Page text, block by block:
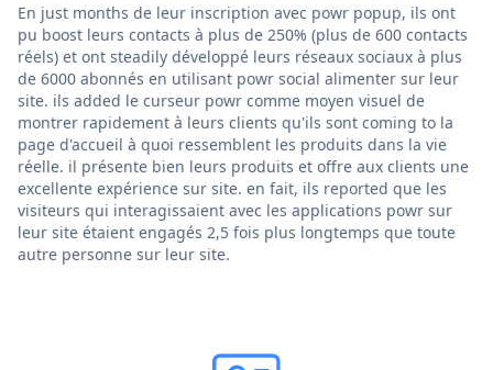
En just months de leur inscription avec powr popup, ils ont
pu boost leurs contacts à plus de 250% (plus de 600 contacts
réels) et ont steadily développé leurs réseaux sociaux à plus
de 6000 abonnés en utilisant powr social alimenter sur leur
site. ils added le curseur powr comme moyen visuel de
montrer rapidement à leurs clients qu'ils sont coming to la
page d'accueil à quoi ressemblent les produits dans la vie
réelle. il présente bien leurs produits et offre aux clients une
excellente expérience sur site. en fait, ils reported que les
visiteurs qui interagissaient avec les applications powr sur
leur site étaient engagés 2,5 fois plus longtemps que toute
autre personne sur leur site.